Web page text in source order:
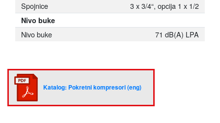
Spojnice
3 x 3/4“, opcija 1 x 1/2
Nivo buke
Nivo buke 71 dB(A) LPA
Katalog: Pokretni kompresori (eng)